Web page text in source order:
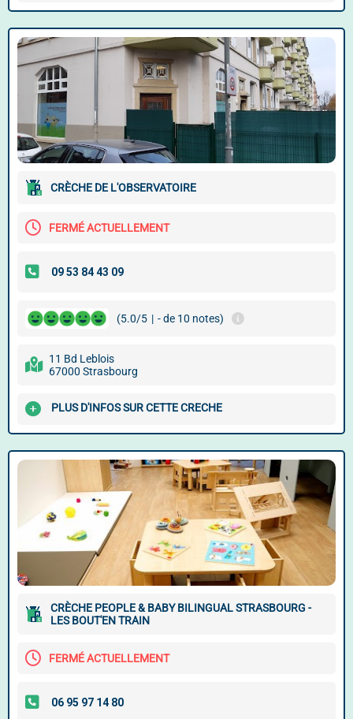
CRÈCHE DE L'OBSERVATOIRE
FERMÉ ACTUELLEMENT
(5.0/5 | - de 10 notes)
11 Bd Leblois
67000 Strasbourg
PLUS D'INFOS SUR CETTE CRECHE
CRÈCHE PEOPLE & BABY BILINGUAL STRASBOURG -
LES BOUT'EN TRAIN
FERMÉ ACTUELLEMENT